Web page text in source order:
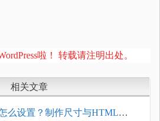
啦！ 转载请注明出处。
相关文章
么设置？制作尺寸与HTML添